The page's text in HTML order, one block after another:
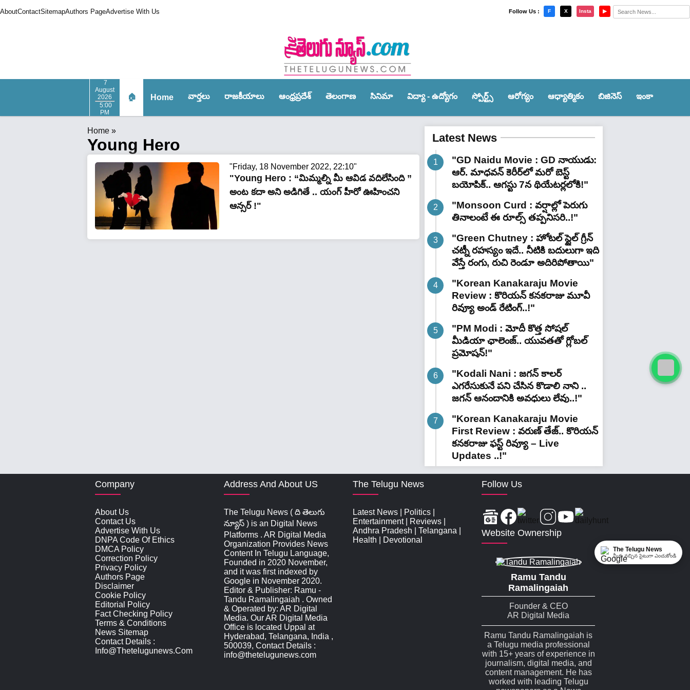
AboutContactSitemapAuthors PageAdvertise With Us Follow Us : F X Insta ▶
7
August
2026
5:00
PM
🏠 Home వార్త‌లు రాజ‌కీయాలు ఆంధ్ర‌ప్ర‌దేశ్‌ తెలంగాణ‌ సినిమా విద్యా - ఉద్యోగం స్పోర్ట్స్‌ ఆరోగ్యం ఆధ్యాత్మికం బిజినెస్ ఇంకా
×
Home »
Young Hero
"Friday, 18 November 2022, 22:10"
"Young Hero : “మిమ్మల్ని మీ ఆవిడ వదిలేసింది ”
అంట కదా అని అడిగితే .. యంగ్ హీరో ఊహించని
ఆన్సర్ !"
Latest News
"GD Naidu Movie : GD నాయుడు:
ఆర్. మాధవన్‌ కెరీర్‌లో మరో బెస్ట్
బయోపిక్.. ఆగస్టు 7న థియేటర్లలోకి!"
"Monsoon Curd : వర్షాల్లో పెరుగు
తినాలంటే ఈ రూల్స్ తప్పనిసరి..!"
"Green Chutney : హోటల్ స్టైల్ గ్రీన్
చట్నీ రహస్యం ఇదే.. నీటికి బదులుగా ఇది
వేస్తే రంగు, రుచి రెండూ అదిరిపోతాయి"
"Korean Kanakaraju Movie
Review : కొరియన్ కనకరాజు మూవీ
రివ్యూ అండ్ రేటింగ్‌..!"
"PM Modi : మోదీ కొత్త సోషల్
మీడియా ఛాలెంజ్.. యువతతో గ్లోబల్
ప్రమోషన్!"
"Kodali Nani : జగన్ కాలర్
ఎగరేసుకునే పని చేసిన కొడాలి నాని ..
జగన్ ఆనందానికి అవధులు లేవు..!"
"Korean Kanakaraju Movie
First Review : వరుణ్ తేజ్.. కొరియన్
కనకరాజు ఫస్ట్ రివ్యూ – Live
Updates ..!"
Company
About Us
Contact Us
Advertise With Us
DNPA Code Of Ethics
DMCA Policy
Correction Policy
Privacy Policy
Authors Page
Disclaimer
Cookie Policy
Editorial Policy
Fact Checking Policy
Terms & Conditions
News Sitemap
Contact Details :
Info@thetelugunews.com
Address And About US
The Telugu News ( ది తెలుగు
న్యూస్‌ ) is an Digital News
Platforms . AR Digital Media
Organization Provides News
Content In Telugu Language,
Founded in 2020 November,
and it was first indexed by
Google in November 2020.
Editor & Publisher: Ramu -
Tandu Ramalingaiah . Owned
& Operated by: AR Digital
Media. Our AR Digital Media
Office is located Uppal at
Hyderabad, Telangana, India ,
500039, Contact Details :
info@thetelugunews.com
The Telugu News
Latest News Politics
Entertainment| Reviews
Andhra Pradesh
Telangana
Health
Devotional
Follow Us
Website Ownership
Ramu Tandu
Ramalingaiah
Founder & CEO
AR Digital Media
Ramu Tandu Ramalingaiah is
a Telugu media professional
with 15+ years of experience in
journalism, digital media, and
content management. He has
worked with leading Telugu
The Telugu News
మీకు నచ్చిన సైటుగా ఎంచుకోండి